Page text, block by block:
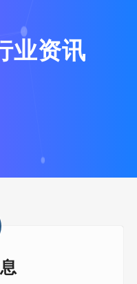
业资讯